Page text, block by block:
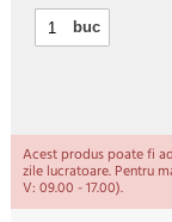
buc
Acest produs poate fi
zile lucratoare. Pentru
V: 09.00 - 17.00).